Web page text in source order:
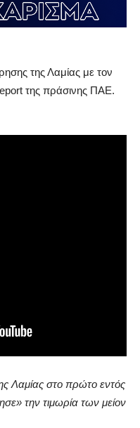
της Λαμίας με τον
της πράσινης ΠΑΕ.
Λαμίας στο πρώτο εντός
την τιμωρία των μείον